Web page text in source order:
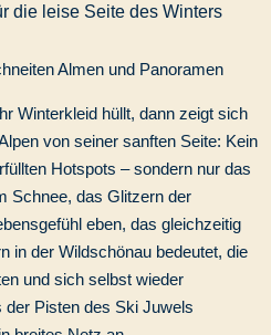
die leise Seite des Winters
Almen und Panoramen
Winterkleid hüllt, dann zeigt sich
von seiner sanften Seite: Kein
Hotspots – sondern nur das
Schnee, das Glitzern der
eben, das gleichzeitig
in der Wildschönau bedeutet, die
und sich selbst wieder
Pisten des Ski Juwels